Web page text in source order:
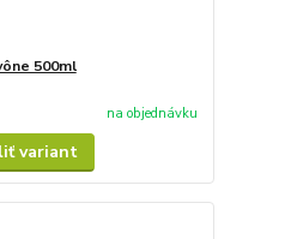
500ml
na objednávku
variant